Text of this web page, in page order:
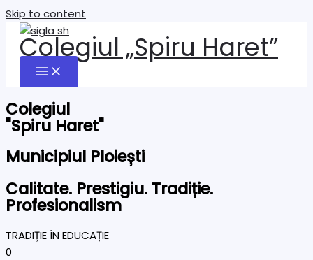
Skip to content
Colegiul „Spiru Haret”
Colegiul
"Spiru Haret"
Municipiul Ploiești
Calitate. Prestigiu. Tradiție.
Profesionalism
TRADIȚIE ÎN EDUCAȚIE
0